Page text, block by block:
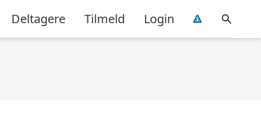
Deltagere Tilmeld Login